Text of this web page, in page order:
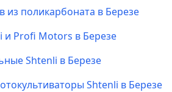
из поликарбоната в Березе
и Profi Motors в Березе
Shtenli в Березе
Shtenli в Березе